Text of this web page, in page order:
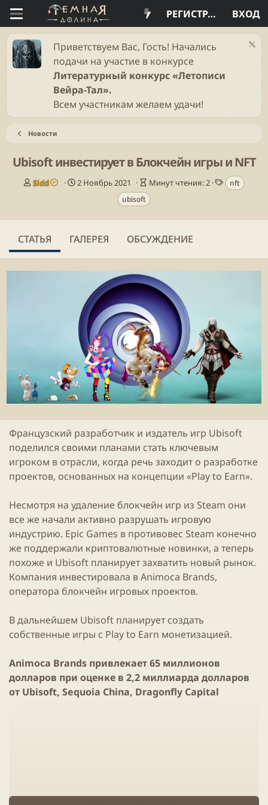
ВХОД
РЕГИСТРАЦИЯ
Приветствуем Вас, Гость! Начались
подачи на участие в конкурсе
Литературный конкурс «Летописи
Вейра-Тал».
Всем участникам желаем удачи!
Новости
Ubisoft инвестирует в Блокчейн игры и NFT
А
Sidd
Д
у
л
и
и
и
2 Ноябрь 2021
В
р
е
ч
е
н
и
я
с
т
а
т
ь
и
Минут чтения: 2
Т
е
nft
ubisoft
СТАТЬЯ ГАЛЕРЕЯ ОБСУЖДЕНИЕ
Французский разработчик и издатель игр Ubisoft
поделился своими планами стать ключевым
игроком в отрасли, когда речь заходит о разработке
проектов, основанных на концепции «Play to Earn».
Несмотря на удаление блокчейн игр из Steam они
все же начали активно разрушать игровую
индустрию. Epic Games в противовес Steam конечно
же поддержали криптовалютные новинки, а теперь
похоже и Ubisoft планирует захватить новый рынок.
Компания инвестировала в Animoca Brands,
оператора блокчейн игровых проектов.
В дальнейшем Ubisoft планирует создать
собственные игры с Play to Earn монетизацией.
Animoca Brands привлекает 65 миллионов
долларов при оценке в 2,2 миллиарда долларов
от Ubisoft, Sequoia China, Dragonfly Capital